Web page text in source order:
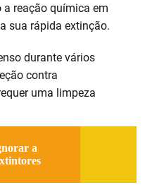
a reação química em
sua rápida extinção.
durante vários
contra
uma limpeza
a